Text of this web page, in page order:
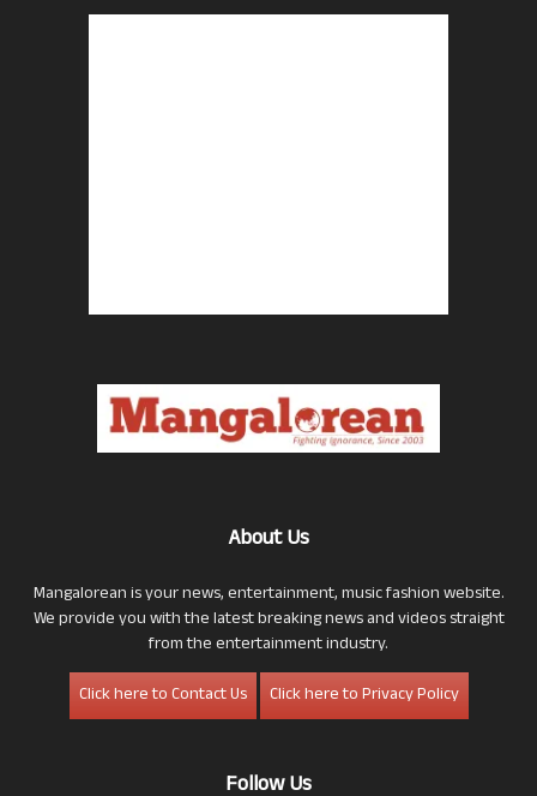
About Us
Mangalorean is your news, entertainment, music fashion website.
We provide you with the latest breaking news and videos straight
from the entertainment industry.
Click here to Contact Us
Click here to Privacy Policy
Follow Us